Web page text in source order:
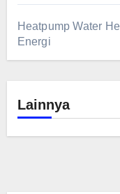
Heatpump Water
Energi
Lainnya